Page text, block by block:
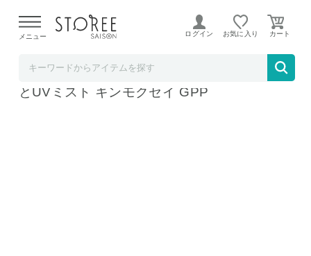
よる配送遅延が発生しております。
メニュー ログイン お気に入り
日焼け止め UVミスト SPF32 PA+++ ゆるり
とUVミスト キンモクセイ GPP